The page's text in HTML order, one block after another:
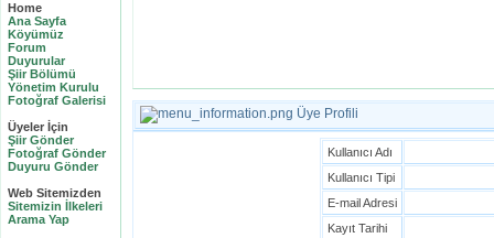
Home
Ana Sayfa
Köyümüz
Forum
Duyurular
Şiir Bölümü
Yönetim Kurulu
Fotoğraf Galerisi
Üyeler İçin
Şiir Gönder
Fotoğraf Gönder
Duyuru Gönder
Web Sitemizden
Sitemizin İlkeleri
Arama Yap
Üye Profili
Kullanıcı Adı
Kullanıcı Tipi
E-mail Adresi
Kayıt Tarihi